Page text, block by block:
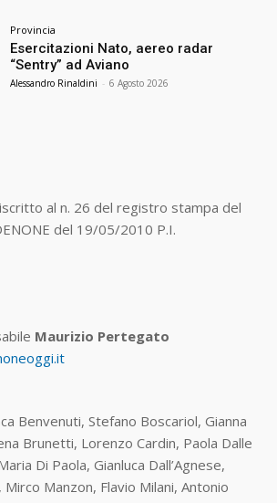
Provincia
Esercitazioni Nato, aereo radar
“Sentry” ad Aviano
Alessandro Rinaldini - 6 Agosto 2026
al n. 26 del registro stampa del
del 19/05/2010 P.I.
Maurizio Pertegato
Benvenuti, Stefano Boscariol, Gianna
Brunetti, Lorenzo Cardin, Paola Dalle
Di Paola, Gianluca Dall’Agnese,
Manzon, Flavio Milani, Antonio